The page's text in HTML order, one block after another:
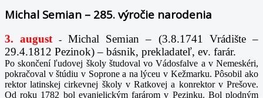
Michal Semian – 285. výročie narodenia
3. august -Michal Semian – (3.8.1741 Vrádište –
29.4.1812 Pezinok) – básnik, prekladateľ, ev. farár.
Po skončení ľudovej školy študoval vo Vádosfalve a v Nemeskéri,
pokračoval v štúdiu v Soprone a na lýceu v Kežmarku. Pôsobil ako
rektor latinskej cirkevnej školy v Ratkovej a konrektor v Prešove.
Od roku 1782 bol evanjelickým farárom v Pezinku. Bol plodným